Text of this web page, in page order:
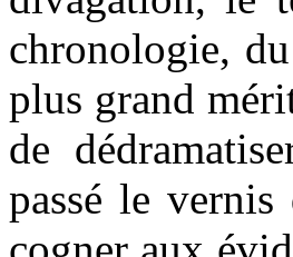
chronologie,
plus grand
de
passé le vernis